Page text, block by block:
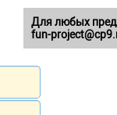
Для любых
fun-